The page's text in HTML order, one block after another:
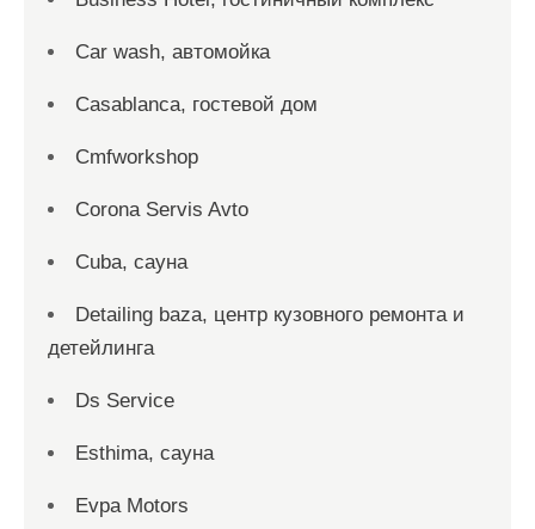
Car wash, автомойка
Casablanca, гостевой дом
Cmfworkshop
Corona Servis Avto
Cuba, сауна
Detailing baza, центр кузовного ремонта и
детейлинга
Ds Service
Esthima, сауна
Evpa Motors